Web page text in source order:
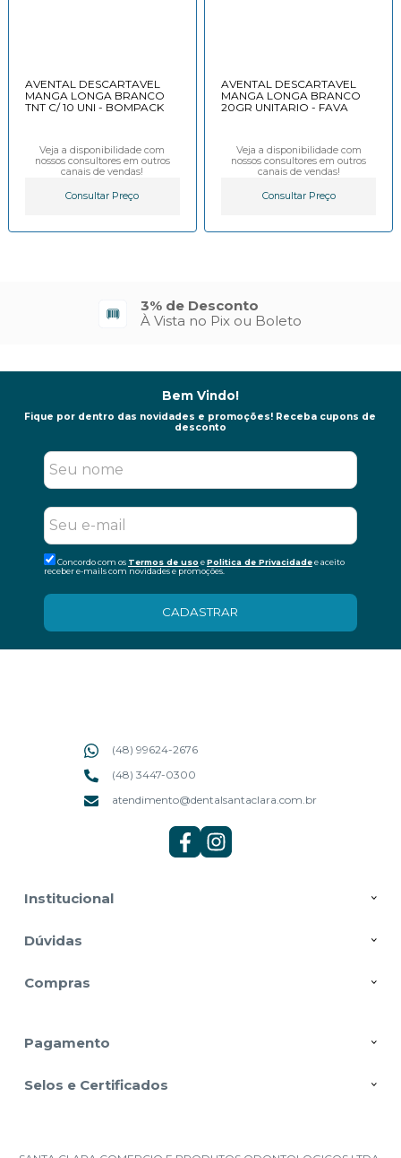
AVENTAL DESCARTAVEL
MANGA LONGA BRANCO
TNT C/ 10 UNI - BOMPACK
Veja a disponibilidade com
nossos consultores em outros
canais de vendas!
Consultar Preço
AVENTAL DESCARTAVEL
MANGA LONGA BRANCO
20GR UNITARIO - FAVA
Veja a disponibilidade com
nossos consultores em outros
canais de vendas!
Consultar Preço
3% de Desconto
À Vista no Pix ou Boleto
Bem Vindo!
Fique por dentro das novidades e promoções! Receba cupons de
desconto
Concordo com os Termos de uso ePolitica de Privacidadee aceito
receber e-mails com novidades e promoções.
CADASTRAR
Institucional
Dúvidas
Compras
(48) 99624-2676
(48) 3447-0300
atendimento@dentalsantaclara.com.br
Pagamento
Selos e Certificados